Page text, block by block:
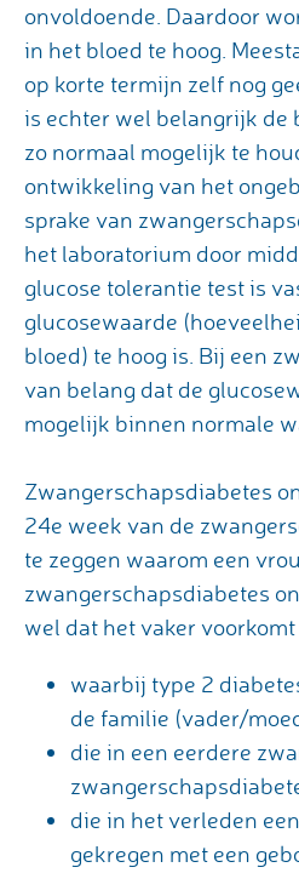
onvoldoende. Daardoor
in het bloed te hoog.
op korte termijn zelf nog
is echter wel belangrijk de
zo normaal mogelijk te
ontwikkeling van het
sprake van
het laboratorium door
glucose tolerantie test is
glucosewaarde
bloed) te hoog is. Bij een
van belang dat de
mogelijk binnen normale
Zwangerschapsdiabetes
24e week van de
te zeggen waarom een
zwangerschapsdiabetes
wel dat het vaker
waarbij type 2
de familie (vader/
die in een eerdere
die in het verleden
gekregen met een